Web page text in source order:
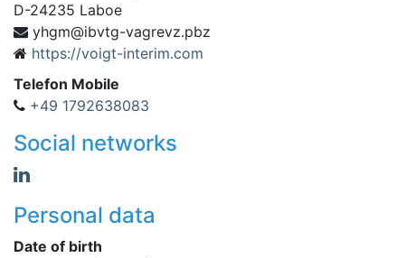
D-24235 Laboe
zbp.zvergav-gtvbi@mg
hy
https://voigt-interim.com
Telefon Mobile
+49 1792638083
Social networks
Personal data
Date of birth